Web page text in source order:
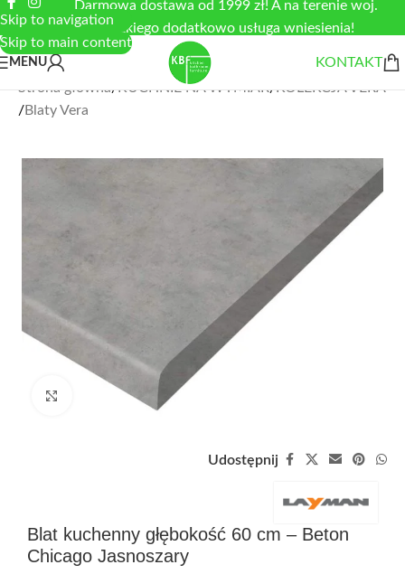
Skip to navigation
Skip to main content
Darmowa dostawa od 1999 zł! A na terenie woj.
łódzkiego dodatkowo usługa wniesienia!
MENU
KONTAKT
Strona główna/ KUCHNIE NA WYMIAR/ KOLEKCJA VERA
/Blaty Vera
Zobacz duże zdjęcie
Udostępnij
Blat kuchenny głębokość 60 cm – Beton
Chicago Jasnoszary